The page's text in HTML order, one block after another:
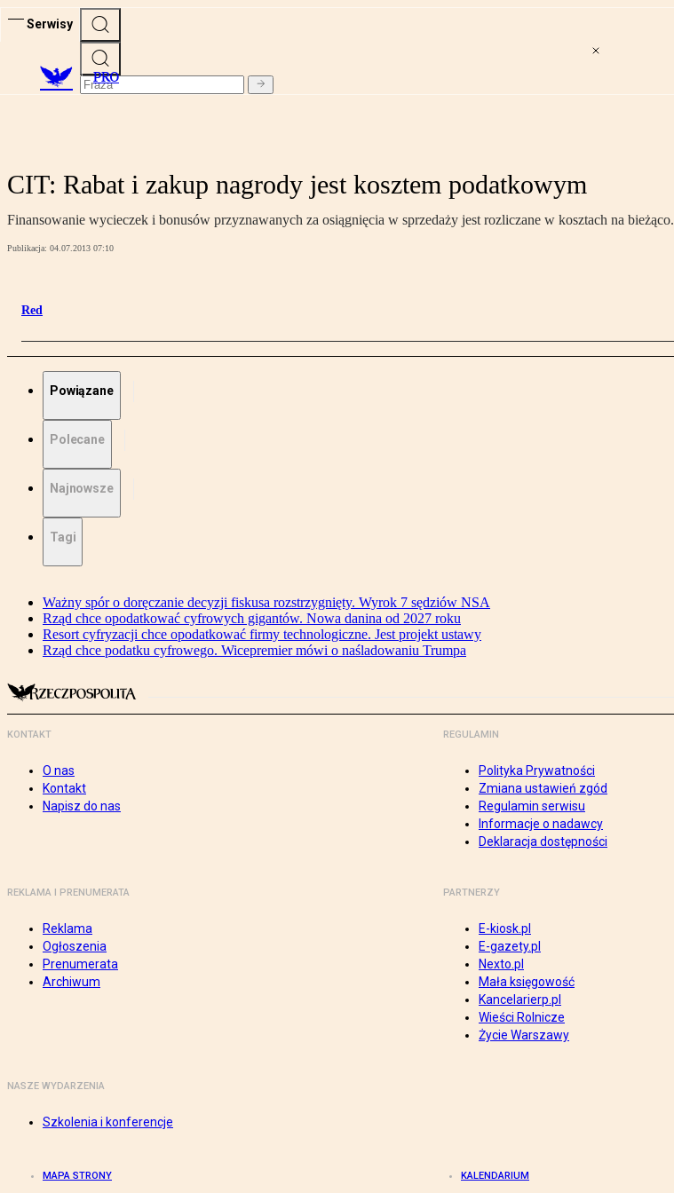
Serwisy
PRO
CIT: Rabat i zakup nagrody jest kosztem podatkowym
Finansowanie wycieczek i bonusów przyznawanych za osiągnięcia w sprzedaży jest rozliczane w kosztach na bieżąco.
Publikacja: 04.07.2013 07:10
Red
Powiązane
Polecane
Najnowsze
Tagi
Ważny spór o doręczanie decyzji fiskusa rozstrzygnięty. Wyrok 7 sędziów NSA
Rząd chce opodatkować cyfrowych gigantów. Nowa danina od 2027 roku
Resort cyfryzacji chce opodatkować firmy technologiczne. Jest projekt ustawy
Rząd chce podatku cyfrowego. Wicepremier mówi o naśladowaniu Trumpa
KONTAKT
O nas
Kontakt
Napisz do nas
REGULAMIN
Polityka Prywatności
Zmiana ustawień zgód
Regulamin serwisu
Informacje o nadawcy
Deklaracja dostępności
REKLAMA I PRENUMERATA
Reklama
Ogłoszenia
Prenumerata
Archiwum
PARTNERZY
E-kiosk.pl
E-gazety.pl
Nexto.pl
Mała księgowość
Kancelarierp.pl
Wieści Rolnicze
Życie Warszawy
NASZE WYDARZENIA
Szkolenia i konferencje
MAPA STRONY KALENDARIUM